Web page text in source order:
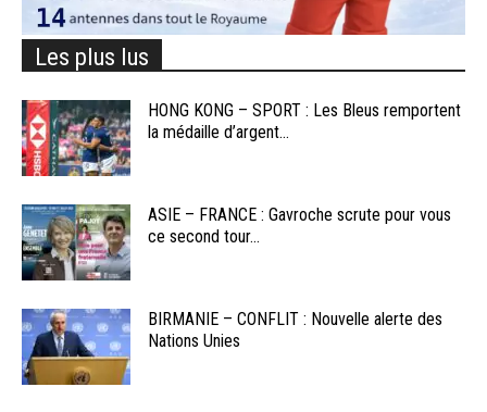
Les plus lus
HONG KONG – SPORT : Les Bleus remportent
la médaille d’argent...
ASIE – FRANCE : Gavroche scrute pour vous
ce second tour...
BIRMANIE – CONFLIT : Nouvelle alerte des
Nations Unies